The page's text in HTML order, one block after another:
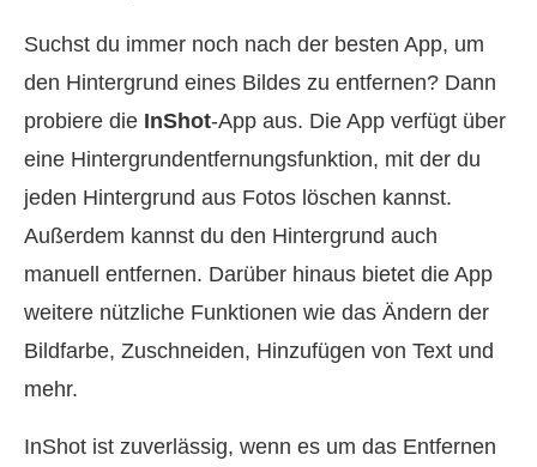
Suchst du immer noch nach der besten App, um
den Hintergrund eines Bildes zu entfernen? Dann
probiere die InShot-App aus. Die App verfügt über
eine Hintergrundentfernungsfunktion, mit der du
jeden Hintergrund aus Fotos löschen kannst.
Außerdem kannst du den Hintergrund auch
manuell entfernen. Darüber hinaus bietet die App
weitere nützliche Funktionen wie das Ändern der
Bildfarbe, Zuschneiden, Hinzufügen von Text und
mehr.
InShot ist zuverlässig, wenn es um das Entfernen